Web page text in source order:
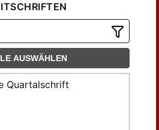
AUSWÄHLEN
Quartalschrift